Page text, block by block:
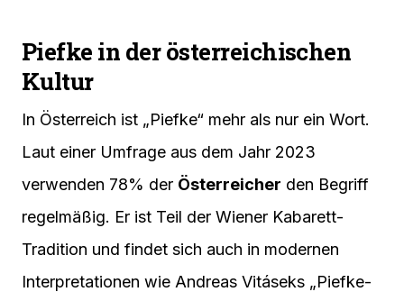
Piefke in der österreichischen
Kultur
In Österreich ist „Piefke“ mehr als nur ein Wort.
Laut einer Umfrage aus dem Jahr 2023
verwenden 78% der Österreicher den Begriff
regelmäßig. Er ist Teil der Wiener Kabarett-
Tradition und findet sich auch in modernen
Interpretationen wie Andreas Vitáseks „Piefke-